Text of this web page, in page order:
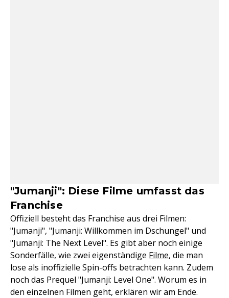
"Jumanji": Diese Filme umfasst das
Franchise
Offiziell besteht das Franchise aus drei Filmen:
"Jumanji", "Jumanji: Willkommen im Dschungel" und
"Jumanji: The Next Level". Es gibt aber noch einige
Sonderfälle, wie zwei eigenständige Filme, die man
lose als inoffizielle Spin-offs betrachten kann. Zudem
noch das Prequel "Jumanji: Level One". Worum es in
den einzelnen Filmen geht, erklären wir am Ende.